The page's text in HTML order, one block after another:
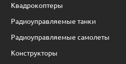
Квадрокоптеры
Радиоуправляемые танки
Радиоуправляемые самолеты
Конструкторы